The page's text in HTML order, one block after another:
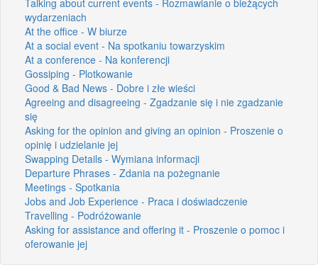
wydarzeniach
At the office - W biurze
At a social event - Na spotkaniu towarzyskim
At a conference - Na konferencji
Gossiping - Plotkowanie
Good & Bad News - Dobre i złe wieści
Agreeing and disagreeing - Zgadzanie się i nie zgadzanie
się
Asking for the opinion and giving an opinion - Proszenie o
opinię i udzielanie jej
Swapping Details - Wymiana informacji
Departure Phrases - Zdania na pożegnanie
Meetings - Spotkania
Jobs and Job Experience - Praca i doświadczenie
Travelling - Podróżowanie
Asking for assistance and offering it - Proszenie o pomoc i
oferowanie jej